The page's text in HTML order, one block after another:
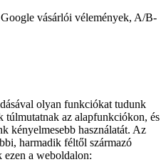
vásárlói vélemények, A/B-
olyan funkciókat tudunk
túlmutatnak az alapfunkciókon, és
kényelmesebb használatát. Az
harmadik féltől származó
ezen a weboldalon: